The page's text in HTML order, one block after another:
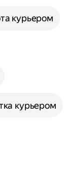
курьером
курьером